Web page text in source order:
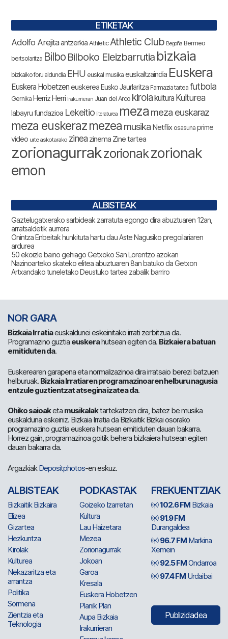
ETIKETAK
Adolfo Arejitaantzerkia Athletic Athletic Club Begoña Bermeo
bertsolaritza Bilbo Bilboko Eleizbarrutia bizkaia
bizkaiko foru aldundia EHU euskal musika euskaltzaindia Euskera
Euskera Hobetzeneuskerea Eusko Jaurlaritza Farmazia tartea futbola
Gernika Herriz Herri Irakurrieran Juan del Arco kirolakultura Kulturea
labayru fundazioa Lekeitio literaturea meza meza euskaraz
meza euskerazmezea musika Netflix osasuna prime
video urte askotarako zinea zinema Zine tartea
zorionagurrakzorionakzorionak
emon
ALBISTEAK
Gaztelugatxerako sarbideak zarratuta egongo dira abuztuaren 12an,
arratsaldetik aurrera
Onintza Enbeitak hunkituta hartu dau Aste Nagusiko pregoilariaren
ardurea
50 ekoizle baino gehiago Getxoko San Lorentzo azokan
Nazinoarteko skateko elitea abuztuaren 8an batuko da Getxon
Artxandako tuneletako Deustuko tartea zabalik barriro
NOR GARA
Bizkaia Irratiaeuskaldunei eskeinitako irrati zerbitzua da.
Programazino guztia euskerahutsean egiten da. Bizkaiera batuan
emitiduten da.
Euskerearen garapena eta normalizazinoa dira irratsaio berezi batzuen
helburuak. Bizkaia Irratiaren programazinoaren helburu nagusia
entzule guztientzat atsegina izatea da.
Ohiko saioaketa musikalaktartekatzen dira, batez be musika
euskalduna eskeiniz. Bizkaia Irratia da Bizkaitik Bizkai osorako
programazino guztia euskera hutsean emitiduten dauan bakarra.
Horrez gain, programazinoa goitik behera bizkaiera hutsean egiten
dauan bakarra da.
ArgazkiakDepositphotos-en eskuz.
ALBISTEAK
Bizkaitik Bizkaira
Elizea
Gizartea
Hezkuntza
Kirolak
Kulturea
Nekazaritza eta
arrantza
Politika
Sormena
Zientzia eta
Teknologia
PODKASTAK
Goizeko Izarretan
Kultura
Lau Haizetara
Mezea
Zorionagurrak
Jokoan
Garoa
Kresala
Euskera Hobetzen
Planik Plan
Aupa Bizkaia
Irakurrieran
FREKUENTZIAK
102.6 FM Bizkaia
91.9 FM
Durangaldea
96.7 FM Markina
Xemein
92.5 FMOndarroa
97.4 FM Urdaibai
Publizidadea